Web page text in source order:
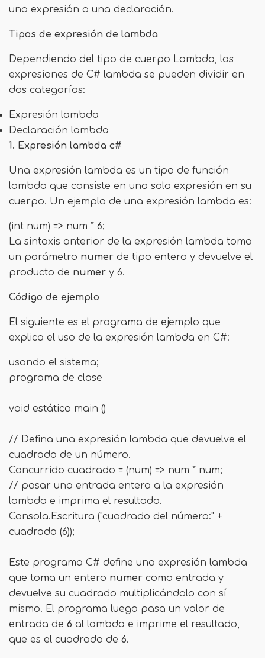
una expresión o una declaración.
Tipos de expresión de lambda
Dependiendo del tipo de cuerpo Lambda, las
expresiones de C# lambda se pueden dividir en
dos categorías:
Expresión lambda
Declaración lambda
1. Expresión lambda c#
Una expresión lambda es un tipo de función
lambda que consiste en una sola expresión en su
cuerpo. Un ejemplo de una expresión lambda es:
(int num) => num * 6;
La sintaxis anterior de la expresión lambda toma
un parámetro numer de tipo entero y devuelve el
producto de numer y 6.
Código de ejemplo
El siguiente es el programa de ejemplo que
explica el uso de la expresión lambda en C#:
usando el sistema;
programa de clase
void estático main ()
// Defina una expresión lambda que devuelve el
cuadrado de un número.
Concurrido cuadrado = (num) => num * num;
// pasar una entrada entera a la expresión
lambda e imprima el resultado.
Consola.Escritura ("cuadrado del número:" +
cuadrado (6));
Este programa C# define una expresión lambda
que toma un entero numer como entrada y
devuelve su cuadrado multiplicándolo con sí
mismo. El programa luego pasa un valor de
entrada de 6 al lambda e imprime el resultado,
que es el cuadrado de 6.